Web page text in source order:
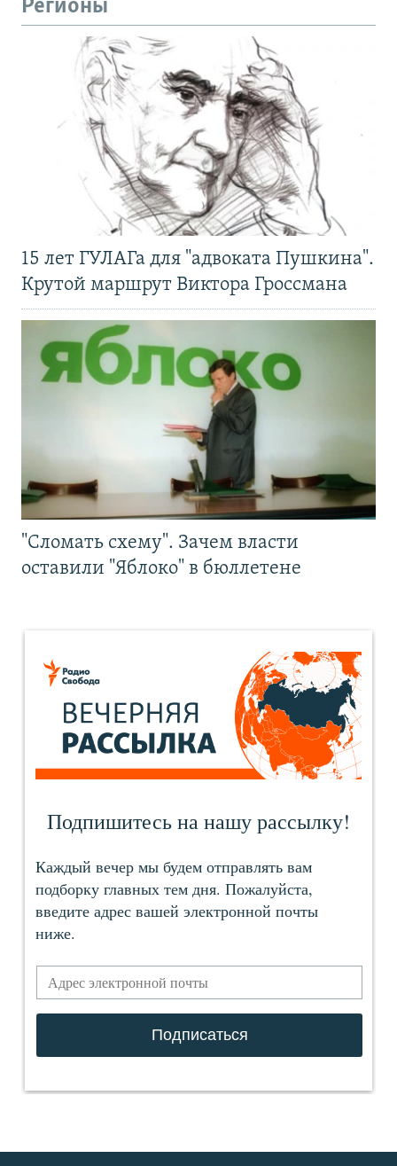
Регионы
15 лет ГУЛАГа для "адвоката Пушкина".
Крутой маршрут Виктора Гроссмана
"Сломать схему". Зачем власти
оставили "Яблоко" в бюллетене